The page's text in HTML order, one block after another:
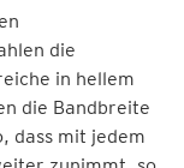
die
in hellem
die Bandbreite
dass mit jedem